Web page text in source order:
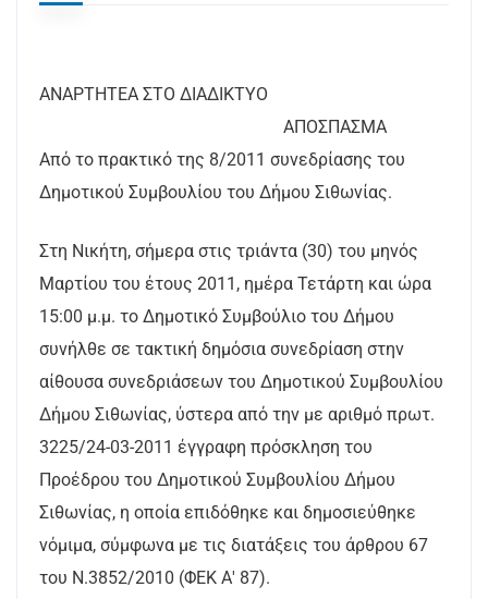
ΑΝΑΡΤΗΤΕΑ ΣΤΟ ΔΙΑΔΙΚΤΥΟ
ΑΠΟΣΠΑΣΜΑ
Από το πρακτικό της 8/2011 συνεδρίασης του
Δημοτικού Συμβουλίου του Δήμου Σιθωνίας.
Στη Νικήτη, σήμερα στις τριάντα (30) του μηνός
Μαρτίου του έτους 2011, ημέρα Τετάρτη και ώρα
15:00 μ.μ. το Δημοτικό Συμβούλιο του Δήμου
συνήλθε σε τακτική δημόσια συνεδρίαση στην
αίθουσα συνεδριάσεων του Δημοτικού Συμβουλίου
Δήμου Σιθωνίας, ύστερα από την με αριθμό πρωτ.
3225/24-03-2011 έγγραφη πρόσκληση του
Προέδρου του Δημοτικού Συμβουλίου Δήμου
Σιθωνίας, η οποία επιδόθηκε και δημοσιεύθηκε
νόμιμα, σύμφωνα με τις διατάξεις του άρθρου 67
του Ν.3852/2010 (ΦΕΚ Α' 87).